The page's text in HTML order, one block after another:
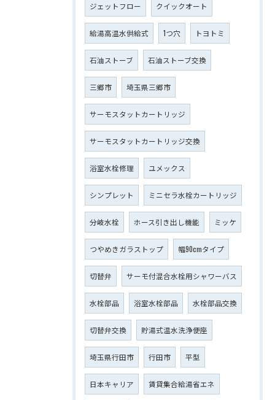
ジェットフロー クイックオート
給湯高温水供給式 1つ穴 トヨトミ
石油ストーブ 石油ストーブ交換
三郷市 埼玉県三郷市
サーモスタットカートリッジ
サーモスタットカートリッジ交換
浴室水栓修理 ユメックス
シンプレット ミニセラ水栓カートリッジ
分岐水栓 ホース引き出し機能 ミッケ
つやめきガラストップ 幅90cmタイプ
切替弁 サーモ付混合水栓用シャワーバス
水栓部品 浴室水栓部品 水栓部品交換
切替弁交換 貯湯式温水洗浄便座
埼玉県行田市 行田市 平型
日本キャリア 賃貸集合給湯省エネ